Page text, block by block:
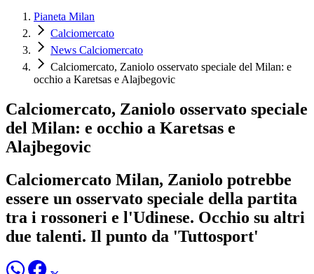
Pianeta Milan
Calciomercato
News Calciomercato
Calciomercato, Zaniolo osservato speciale del Milan: e
occhio a Karetsas e Alajbegovic
Calciomercato, Zaniolo osservato speciale
del Milan: e occhio a Karetsas e
Alajbegovic
Calciomercato Milan, Zaniolo potrebbe
essere un osservato speciale della partita
tra i rossoneri e l'Udinese. Occhio su altri
due talenti. Il punto da 'Tuttosport'